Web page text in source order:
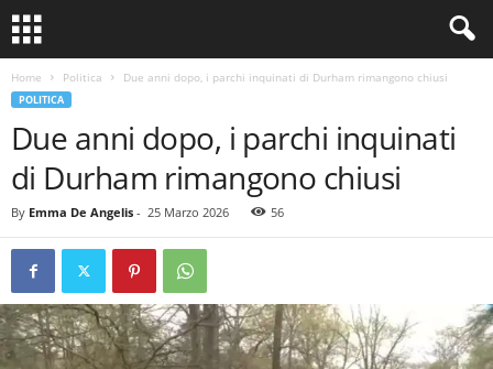
Home Politica Due anni dopo, i parchi inquinati di Durham rimangono chiusi
POLITICA
Due anni dopo, i parchi inquinati
di Durham rimangono chiusi
By Emma De Angelis - 25 Marzo 2026 56